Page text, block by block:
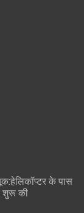
के पास
शुरू की